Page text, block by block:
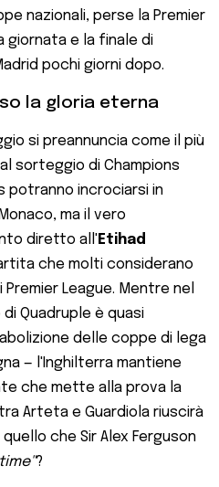
nazionali, perse la Premier
giornata e la finale di
pochi giorni dopo.
la gloria eterna
si preannuncia come il più
sorteggio di Champions
potranno incrociarsi in
ma il vero
diretto all'Etihad
che molti considerano
League. Mentre nel
Quadruple è quasi
delle coppe di lega
— l'Inghilterra mantiene
che mette alla prova la
Arteta e Guardiola riuscirà
che Sir Alex Ferguson
?